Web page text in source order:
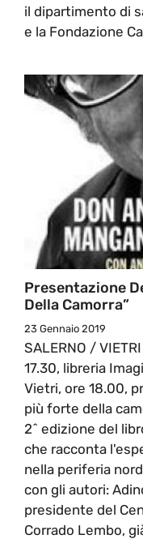
il dipartimento di
e la Fondazione
Presentazione
Della Camorra”
23 Gennaio 2019
SALERNO /
17.30, libreria
Vietri, ore 18.00,
più forte della
2ˆ edizione del
che racconta
nella periferia
con gli autori:
presidente del
Corrado Lembo,